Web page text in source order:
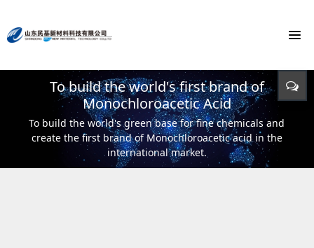
To build the world's first brand of
Monochloroacetic Acid
To build the world's green base for fine chemicals and
create the first brand of Monochloroacetic acid in the
international market.
Keep pace with the times,markets and
KEEP IMPROVING
立足新起点 开创新局面
Energy saving, environmental protection,
defending energy
Input - output - comprehensive utilization of resources